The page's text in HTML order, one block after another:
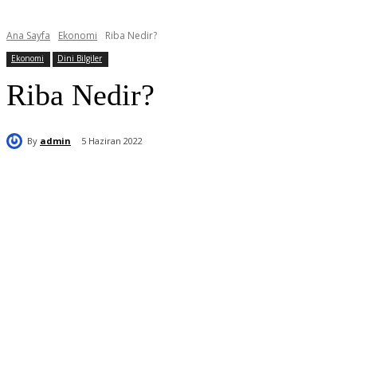
Ana Sayfa Ekonomi Riba Nedir?
Ekonomi Dini Bilgiler
Riba Nedir?
By admin 5 Haziran 2022